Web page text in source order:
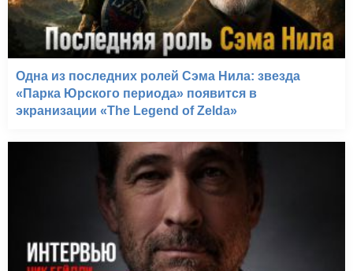
Одна из последних ролей Сэма Нила: звезда
«Парка Юрского периода» появится в
экранизации «The Legend of Zelda»